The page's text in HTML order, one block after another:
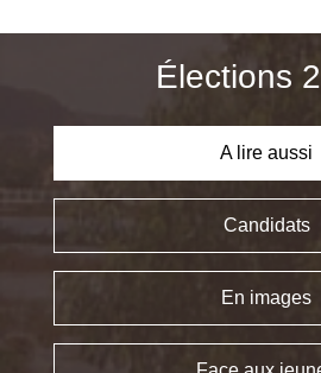
Élections
A lire aussi
Candidats
En images